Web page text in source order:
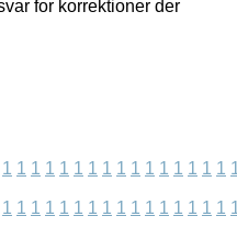
for korrektioner der
1 1 1 1 1 1 1 1 1 1 1 1 1 1 1 1
1 1 1 1 1 1 1 1 1 1 1 1 1 1 1 1